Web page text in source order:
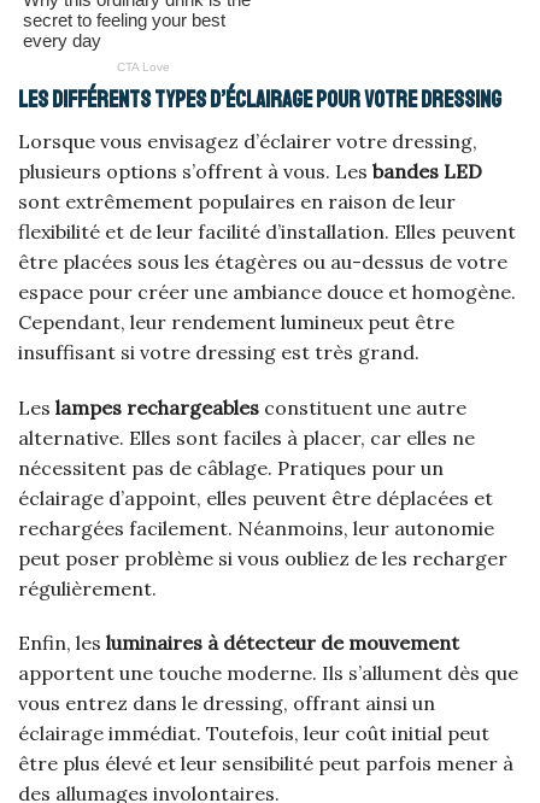
Les différents types d’éclairage pour votre dressing
Lorsque vous envisagez d’éclairer votre dressing,
plusieurs options s’offrent à vous. Les bandes LED
sont extrêmement populaires en raison de leur
flexibilité et de leur facilité d’installation. Elles peuvent
être placées sous les étagères ou au-dessus de votre
espace pour créer une ambiance douce et homogène.
Cependant, leur rendement lumineux peut être
insuffisant si votre dressing est très grand.
Les lampes rechargeables constituent une autre
alternative. Elles sont faciles à placer, car elles ne
nécessitent pas de câblage. Pratiques pour un
éclairage d’appoint, elles peuvent être déplacées et
rechargées facilement. Néanmoins, leur autonomie
peut poser problème si vous oubliez de les recharger
régulièrement.
Enfin, les luminaires à détecteur de mouvement
apportent une touche moderne. Ils s’allument dès que
vous entrez dans le dressing, offrant ainsi un
éclairage immédiat. Toutefois, leur coût initial peut
être plus élevé et leur sensibilité peut parfois mener à
des allumages involontaires.